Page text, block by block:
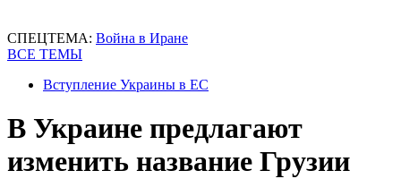
СПЕЦТЕМА: Война в Иране
ВСЕ ТЕМЫ
Вступление Украины в ЕС
В Украине предлагают
изменить название Грузии